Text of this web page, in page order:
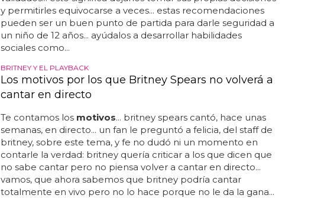
y permitirles equivocarse a veces... estas recomendaciones
pueden ser un buen punto de partida para darle seguridad a
un niño de 12 años... ayúdalos a desarrollar habilidades
sociales como...
BRITNEY Y EL PLAYBACK
Los motivos por los que Britney Spears no volverá a
cantar en directo
Te contamos los motivos... britney spears cantó, hace unas
semanas, en directo... un fan le preguntó a felicia, del staff de
britney, sobre este tema, y fe no dudó ni un momento en
contarle la verdad: britney quería criticar a los que dicen que
no sabe cantar pero no piensa volver a cantar en directo...
vamos, que ahora sabemos que britney podría cantar
totalmente en vivo pero no lo hace porque no le da la gana...